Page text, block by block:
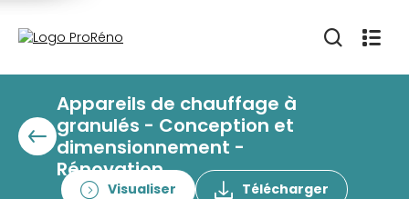
Appareils de chauffage à
granulés - Conception et
dimensionnement -
Rénovation
Visualiser Télécharger